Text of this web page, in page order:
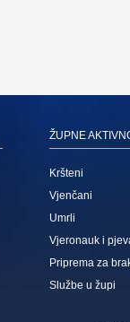
ŽUPNE
Kršteni
Vjenčani
Umrli
Vjeronauk i
Priprema za
Službe u župi